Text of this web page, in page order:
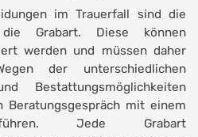
im Trauerfall sind die
Grabart. Diese können
werden und müssen daher
der unterschiedlichen
Bestattungsmöglichkeiten
mit einem
Jede Grabart